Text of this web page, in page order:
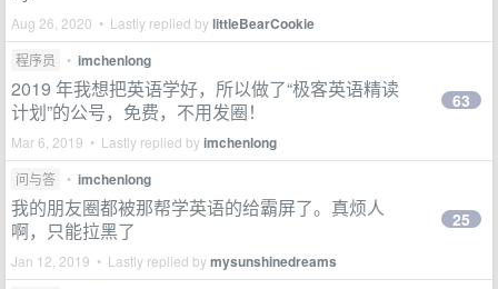
Aug 26, 2020 • Lastly replied bylittleBearCookie
程序员 • imchenlong
2019 年我想把英语学好，所以做了“极客英语精读
计划”的公号，免费，不用发圈！
Mar 6, 2019 • Lastly replied byimchenlong
63
问与答 • imchenlong
我的朋友圈都被那帮学英语的给霸屏了。真烦人
啊，只能拉黑了
Jan 12, 2019 • Lastly replied bymysunshinedreams
25